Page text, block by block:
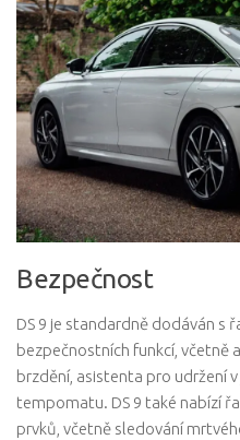
Bezpečnost
DS 9 je standardně dodáván s
bezpečnostních funkcí, včetně
brzdění, asistenta pro udržení
tempomatu. DS 9 také nabízí
prvků, včetně sledování